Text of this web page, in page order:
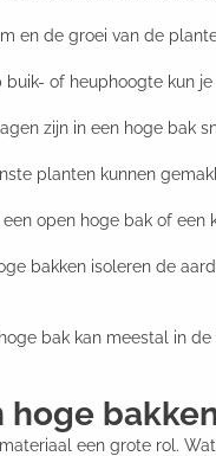
en de groei van de
buik- of heuphoogte kun
zijn in een hoge bak
planten kunnen
een open hoge bak of
bakken isoleren de
bak kan meestal in
hoge
een grote rol.